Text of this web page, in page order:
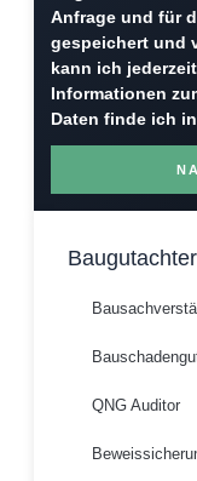
Anfrage und für
gespeichert und
kann ich
Informationen
Daten finde ich
QNG Auditor